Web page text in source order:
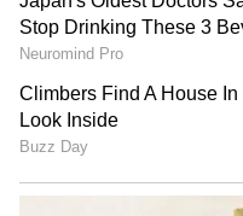
ரஹ்மானுல்லா
வெங்கடேஷ் ஐயர்,
ரிங்கு சிங்,